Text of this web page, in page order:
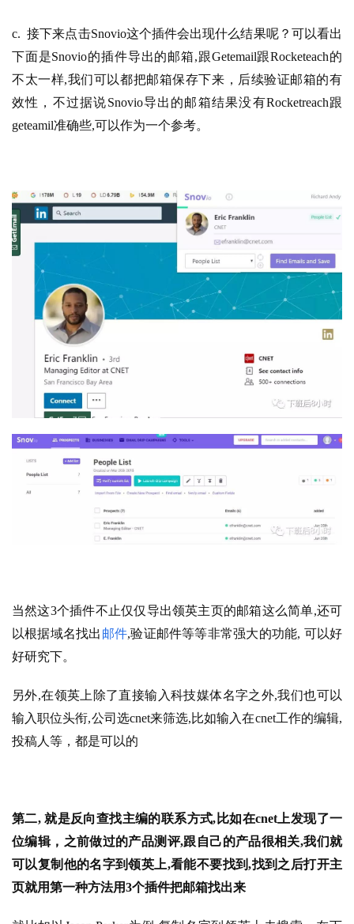
c.  接下来点击Snovio这个插件会出现什么结果呢？可以看出
下面是Snovio的插件导出的邮箱,跟Getemail跟Rocketeach的
不太一样,我们可以都把邮箱保存下来，后续验证邮箱的有
效性，不过据说Snovio导出的邮箱结果没有Rocketreach跟
geteamil准确些,可以作为一个参考。
当然这3个插件不止仅仅导出领英主页的邮箱这么简单,还可
以根据域名找出 邮件,验证邮件等等非常强大的功能, 可以好
好研究下。
另外,在领英上除了直接输入科技媒体名字之外,我们也可以
输入职位头衔,公司选cnet来筛选,比如输入在cnet工作的编辑,
投稿人等，都是可以的
第二, 就是反向查找主编的联系方式,比如在cnet上发现了一
位编辑，之前做过的产品测评,跟自己的产品很相关,我们就
可以复制他的名字到领英上,看能不要找到,找到之后打开主
页就用第一种方法用3个插件把邮箱找出来